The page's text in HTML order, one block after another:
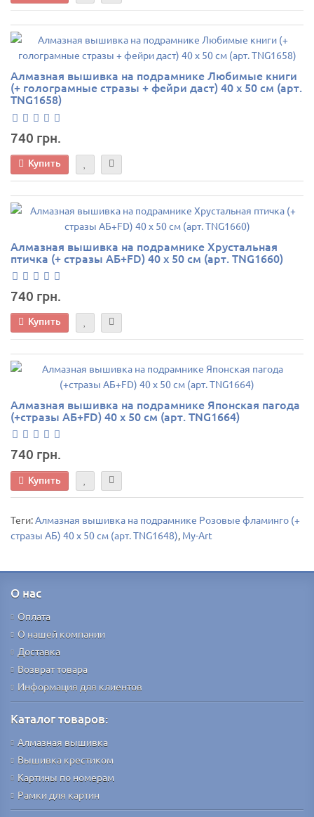
Алмазная вышивка на подрамнике Любимые книги
(+ голограмные стразы + фейри даст) 40 х 50 см (арт.
TNG1658)
740 грн.
Купить
Алмазная вышивка на подрамнике Хрустальная
птичка (+ стразы АБ+FD) 40 х 50 см (арт. TNG1660)
740 грн.
Купить
Алмазная вышивка на подрамнике Японская пагода
(+стразы АБ+FD) 40 х 50 см (арт. TNG1664)
740 грн.
Купить
Теги:Алмазная вышивка на подрамнике Розовые фламинго (+
стразы АБ) 40 х 50 см (арт. TNG1648), My-Art
О нас
Оплата
О нашей компании
Доставка
Возврат товара
Информация для клиентов
Каталог товаров:
Алмазная вышивка
Вышивка крестиком
Картины по номерам
Рамки для картин